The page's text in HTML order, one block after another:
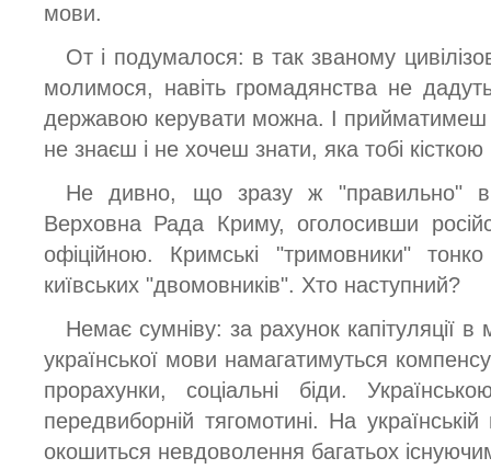
мови.
От і подумалося: в так званому
молимося, навіть громадянства не
державою керувати можна. І
не знаєш і не хочеш знати, яка тобі кісткою
Не дивно, що зразу ж "правильно"
Верховна Рада Криму, оголосивши
офіційною. Кримські "тримовники"
київських "двомовників". Хто наступний?
Немає сумніву: за рахунок капітуляції
української мови намагатимуться
прорахунки, соціальні біди.
передвиборній тягомотині. На
окошиться невдоволення багатьох